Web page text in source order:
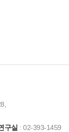
구실 : 02-393-1459